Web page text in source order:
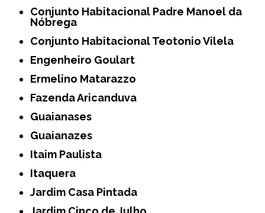
Conjunto Habitacional Padre Manoel da
Nóbrega
Conjunto Habitacional Teotonio Vilela
Engenheiro Goulart
Ermelino Matarazzo
Fazenda Aricanduva
Guaianases
Guaianazes
Itaim Paulista
Itaquera
Jardim Casa Pintada